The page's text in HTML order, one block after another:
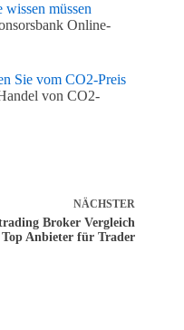
müssen
Online-
Sie vom CO2-Preis
von CO2-
NÄCHSTER
Broker Vergleich
Top Anbieter für Trader